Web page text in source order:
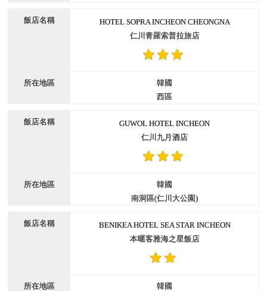
HOTEL SOPRA INCHEON CHEONGNA
仁川青羅索普拉旅店
韓國
西區
GUWOL HOTEL INCHEON
仁川九月酒店
韓國
南洞區(仁川大公園)
BENIKEA HOTEL SEA STAR INCHEON
本暱客雅海之星飯店
韓國